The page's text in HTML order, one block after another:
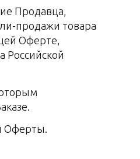
Продавца,
продажи товара
Оферте,
Российской
Оферты.